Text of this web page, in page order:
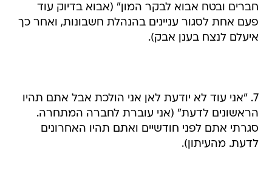
חברים ובטח אבוא לבקר המון" (אבוא בדיוק עוד
פעם אחת לסגור עניינים בהנהלת חשבונות, ואחר כך
איעלם לנצח בענן אבק).
7. "אני עוד לא יודעת לאן אני הולכת אבל אתם תהיו
הראשונים לדעת" (אני עוברת לחברה המתחרה.
סגרתי אתם לפני חודשיים ואתם תהיו האחרונים
לדעת. מהעיתון).